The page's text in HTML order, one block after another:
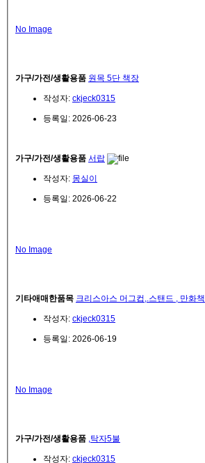
No Image
가구/가전/생활용품 원목 5단 책장
작성자: ckjeck0315
등록일: 2026-06-23
가구/가전/생활용품 서랍
작성자: 몽실이
등록일: 2026-06-22
No Image
기타애매한품목 크리스아스 머그컵,.스탠드 , 만화책
작성자: ckjeck0315
등록일: 2026-06-19
No Image
가구/가전/생활용품 ,탁자5불
작성자: ckjeck0315